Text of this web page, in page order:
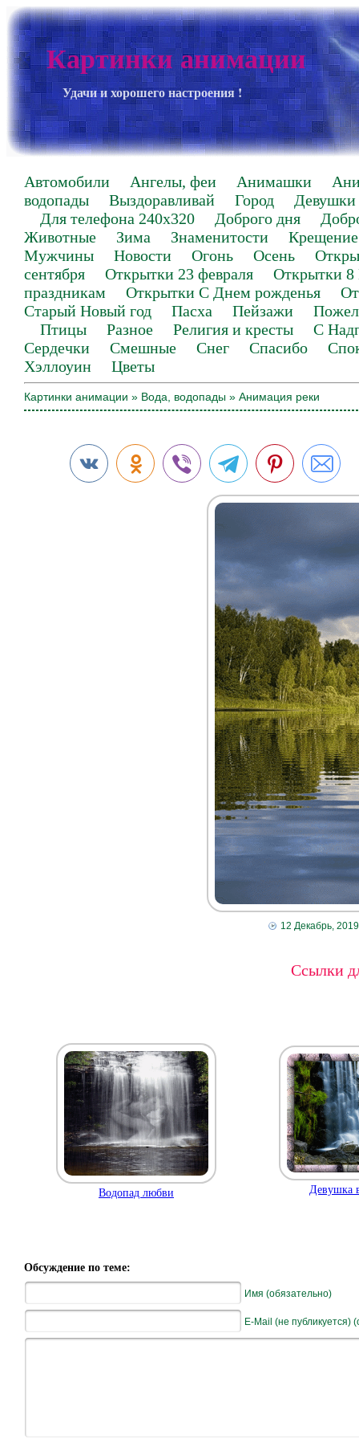
Картинки анимации
Удачи и хорошего настроения !
Автомобили Ангелы, феи Анимашки
водопады
Выздоравливай Город
Девушки
Для телефона 240х320
Доброго дня
Животные
Зима Знаменитости
Крещение
Мужчины
Новости Огонь Осень
сентября
Открытки 23 февраля
Открытки 8
праздникам
Открытки С Днем рожденья
Старый Новый год
Пасха Пейзажи
Птицы
Разное Религия и кресты
С
Сердечки
Смешные Снег Спасибо
Хэллоуин
Цветы
Картинки анимации » Вода, водопады » Анимация реки
12 Декабрь, 2019
Ссылки
Водопад любви Девушка
Обсуждение по теме:
Имя (обязательно)
E-Mail (не публикуется)